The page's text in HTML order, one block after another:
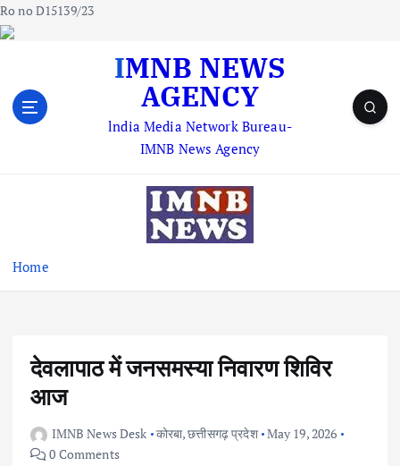
Ro no D15139/23
IMNB NEWS
AGENCY
lndia Media Network Bureau-
IMNB News Agency
Home
देवलापाठ में जनसमस्या निवारण शिविर
आज
IMNB News Desk कोरबा,छत्तीसगढ़ प्रदेश May 19, 2026
0 Comments